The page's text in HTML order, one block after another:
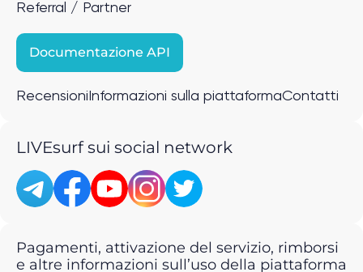
Referral / Partner
Documentazione API
Recensioni Informazioni sulla piattaformaContatti
LIVEsurf sui social network
Pagamenti, attivazione del servizio, rimborsi
e altre informazioni sull’uso della piattaforma